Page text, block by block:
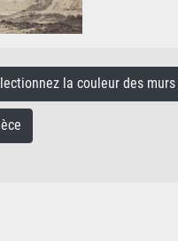
la couleur des murs